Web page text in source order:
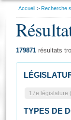
Présidence
Séance
Rôle et
Visiter
Vous
Accueil Recherche
179871 résultats
17e législature
TYPES DE